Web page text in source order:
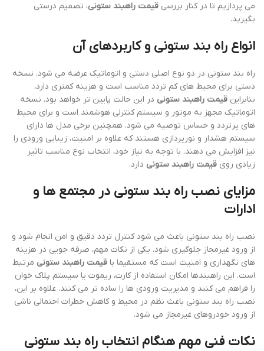
می پردازیم تا در کنار بررسی قیمت راهبند ستونی، تصمیم درستی
بگیرید.
انواع راه بند ستونی و کاربردهای آن
راه بند ستونی در دو نوع اصلی دستی و اتوماتیک عرضه می شود. نسخه
دستی برای محیط های کم تردد مناسب است و هزینه کمتری دارد،
بنابراین قیمت راهبند ستونی در این حالت پایین تر خواهد بود. نسخه
اتوماتیک مجهز به موتور و سیستم کنترلی هوشمند است و برای محیط
های پرتردد و حساس توصیه می شود. همچنین برخی مدل ها دارای
سیستم هشدار و نورپردازی هستند که علاوه بر امنیت، زیبایی ورودی را
نیز افزایش می دهند. با توجه به نیاز خود، انتخاب نوع مناسب تاثیر
زیادی روی قیمت راهبند ستونی دارد.
مزایای نصب راه بند ستونی در مجتمع ها و
ادارات
نصب راه بند ستونی باعث می شود کنترل تردد دقیق و امن انجام شود و
از ورود غیرمجاز جلوگیری شود. یکی از نکات مهم، صرفه جویی در هزینه
های نگهداری و امنیت است که مستقیما با قیمت راهبند ستونی مرتبط
است. این راهبندها امکان استفاده از کارت، ریموت یا سیستم پلاک خوان
را فراهم می کنند و مدیریت ورودی ها را ساده تر می کنند. علاوه بر این،
نصب راه بند ستونی باعث نظم در محیط و کاهش خطرات احتمالی ناشی
از ورود خودروهای غیرمجاز می شود.
نکات فنی مهم هنگام انتخاب راه بند ستونی